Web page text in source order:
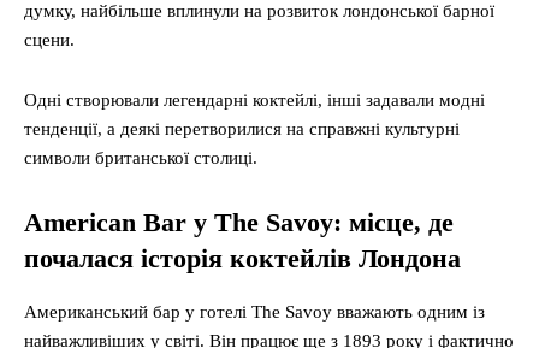
думку, найбільше вплинули на розвиток лондонської барної
сцени.
Одні створювали легендарні коктейлі, інші задавали модні
тенденції, а деякі перетворилися на справжні культурні
символи британської столиці.
American Bar у The Savoy: місце, де
почалася історія коктейлів Лондона
Американський бар у готелі The Savoy вважають одним із
найважливіших у світі. Він працює ще з 1893 року і фактично